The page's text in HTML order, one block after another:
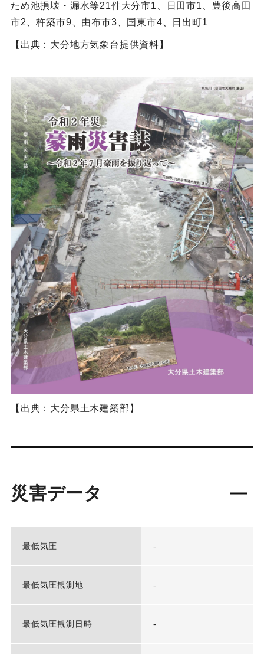
ため池損壊・漏水等21件大分市1、日田市1、豊後高田
市2、杵築市9、由布市3、国東市4、日出町1
【出典：大分地方気象台提供資料】
【出典：大分県土木建築部】
災害データ
最低気圧 -
最低気圧観測地 -
最低気圧観測日時 -